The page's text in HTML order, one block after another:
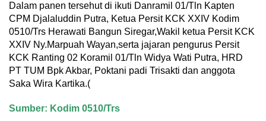
Dalam panen tersehut di ikuti Danramil 01/Tln Kapten
CPM Djalaluddin Putra, Ketua Persit KCK XXIV Kodim
0510/Trs Herawati Bangun Siregar,Wakil ketua Persit KCK
XXIV Ny.Marpuah Wayan,serta jajaran pengurus Persit
KCK Ranting 02 Koramil 01/Tln Widya Wati Putra, HRD
PT TUM Bpk Akbar, Poktani padi Trisakti dan anggota
Saka Wira Kartika.(
Sumber: Kodim 0510/Trs